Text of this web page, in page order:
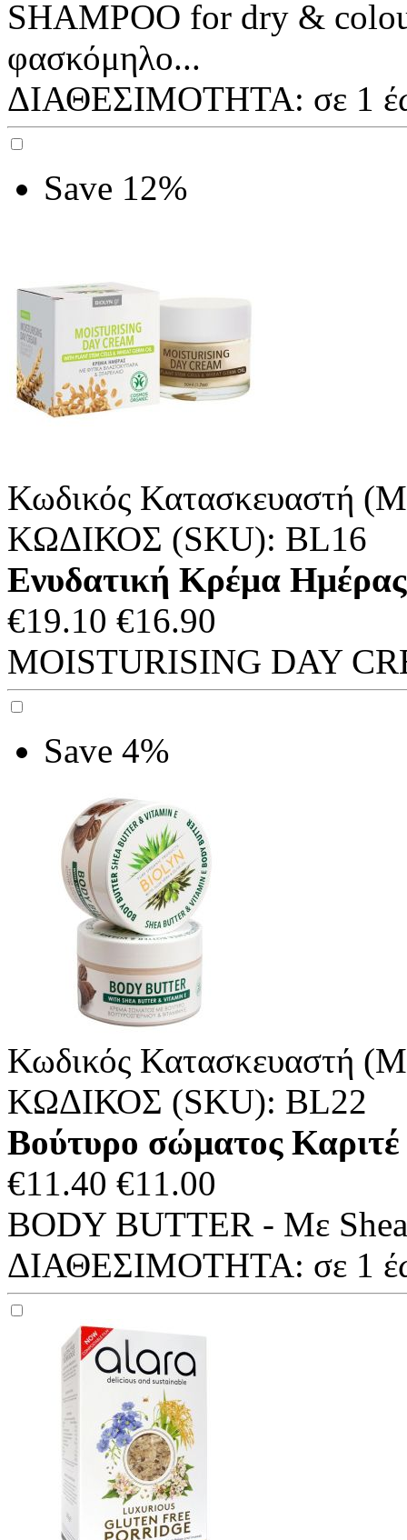
SHAMPOO for dry &
φασκόμηλο...
ΔΙΑΘΕΣΙΜΟΤΗΤΑ: σε 1
Save 12%
Κωδικός Κατασκευαστή
ΚΩΔΙΚΟΣ (SKU): BL16
Ενυδατική Κρέμα
€19.10 €16.90
MOISTURISING DAY
Save 4%
Κωδικός Κατασκευαστή
ΚΩΔΙΚΟΣ (SKU): BL22
Βούτυρο σώματος
€11.40 €11.00
BODY BUTTER - Με
ΔΙΑΘΕΣΙΜΟΤΗΤΑ: σε 1